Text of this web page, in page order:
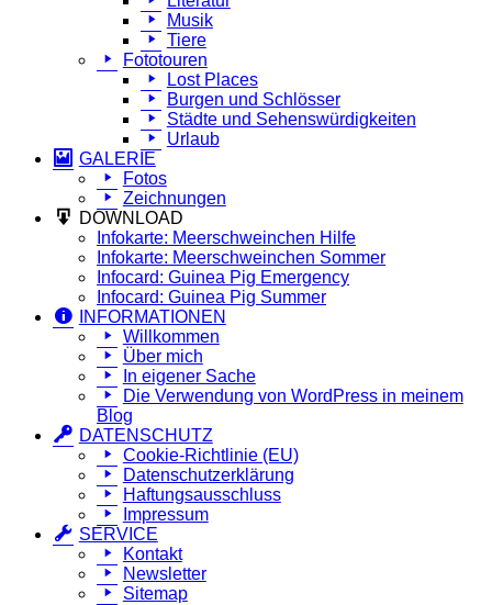
Musik
Tiere
Fototouren
Lost Places
Burgen und Schlösser
Städte und Sehenswürdigkeiten
Urlaub
GALERIE
Fotos
Zeichnungen
DOWNLOAD
Infokarte: Meerschweinchen Hilfe
Infokarte: Meerschweinchen Sommer
Infocard: Guinea Pig Emergency
Infocard: Guinea Pig Summer
INFORMATIONEN
Willkommen
Über mich
In eigener Sache
Die Verwendung von WordPress in meinem
Blog
DATENSCHUTZ
Cookie-Richtlinie (EU)
Datenschutzerklärung
Haftungsausschluss
Impressum
SERVICE
Kontakt
Newsletter
Sitemap